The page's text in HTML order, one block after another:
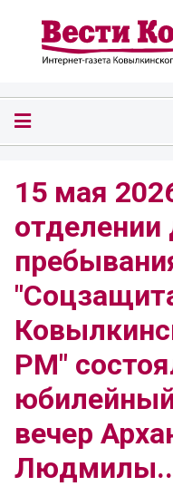
15 мая
отделении
РМ"
вечер